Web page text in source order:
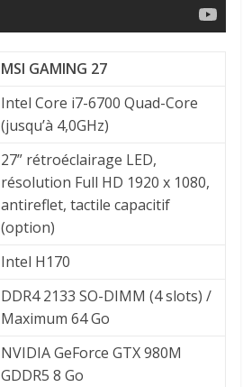
MSI GAMING 27
Intel Core i7-6700 Quad-Core
(jusqu’à 4,0GHz)
27” rétroéclairage LED,
résolution Full HD 1920 x 1080,
antireflet, tactile capacitif
(option)
Intel H170
DDR4 2133 SO-DIMM (4 slots) /
Maximum 64 Go
NVIDIA GeForce GTX 980M
GDDR5 8 Go